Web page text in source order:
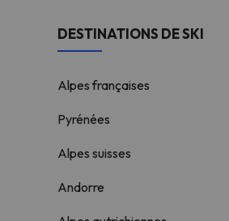
DESTINATIONS DE SKI
Alpes françaises
Pyrénées
Alpes suisses
Andorre